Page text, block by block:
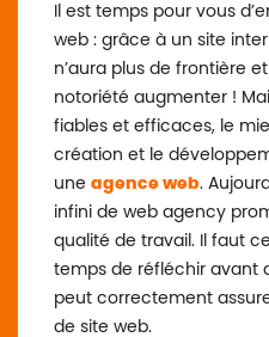
Il est temps pour vous
web : grâce à un site
n’aura plus de frontière
notoriété augmenter !
fiables et efficaces, le
création et le
une agence web.
infini de web agency
qualité de travail. Il faut
temps de réfléchir avant
peut correctement
de site web.